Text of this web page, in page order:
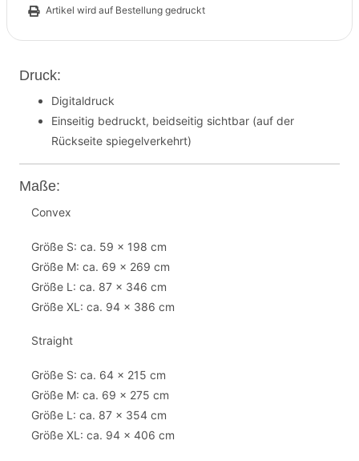
Artikel wird auf Bestellung gedruckt
Druck:
Digitaldruck
Einseitig bedruckt, beidseitig sichtbar (auf der
Rückseite spiegelverkehrt)
Maße:
Convex
Größe S: ca. 59 x 198 cm
Größe M: ca. 69 x 269 cm
Größe L: ca. 87 x 346 cm
Größe XL: ca. 94 x 386 cm
Straight
Größe S: ca. 64 x 215 cm
Größe M: ca. 69 x 275 cm
Größe L: ca. 87 x 354 cm
Größe XL: ca. 94 x 406 cm